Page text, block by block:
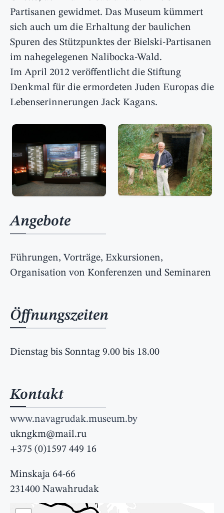
Partisanen gewidmet. Das Museum kümmert
sich auch um die Erhaltung der baulichen
Spuren des Stützpunktes der Bielski-Partisanen
im nahegelegenen Nalibocka-Wald.
Im April 2012 veröffentlicht die Stiftung
Denkmal für die ermordeten Juden Europas die
Lebenserinnerungen Jack Kagans.
Angebote
Führungen, Vorträge, Exkursionen,
Organisation von Konferenzen und Seminaren
Öffnungszeiten
Dienstag bis Sonntag 9.00 bis 18.00
Kontakt
www.navagrudak.museum.by
ukngkm@mail.ru
+375 (0)1597 449 16
Minskaja 64-66
231400 Nawahrudak